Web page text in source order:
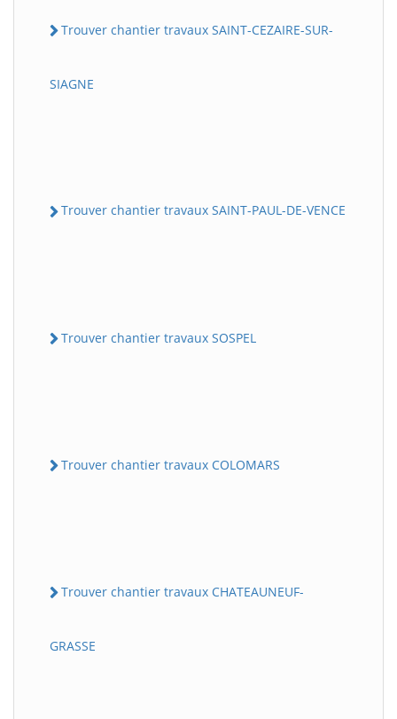
Trouver chantier travaux SAINT-CEZAIRE-SUR-
SIAGNE
Trouver chantier travaux SAINT-PAUL-DE-VENCE
Trouver chantier travaux SOSPEL
Trouver chantier travaux COLOMARS
Trouver chantier travaux CHATEAUNEUF-
GRASSE